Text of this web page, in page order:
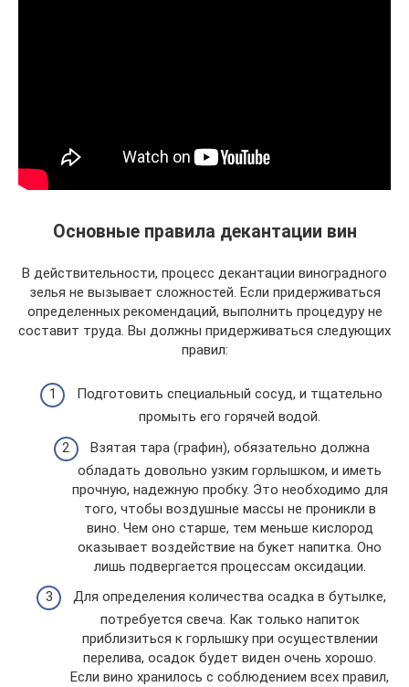
Основные правила декантации вин
В действительности, процесс декантации виноградного
зелья не вызывает сложностей. Если придерживаться
определенных рекомендаций, выполнить процедуру не
составит труда. Вы должны придерживаться следующих
правил:
Подготовить специальный сосуд, и тщательно
промыть его горячей водой.
Взятая тара (графин), обязательно должна
обладать довольно узким горлышком, и иметь
прочную, надежную пробку. Это необходимо для
того, чтобы воздушные массы не проникли в
вино. Чем оно старше, тем меньше кислород
оказывает воздействие на букет напитка. Оно
лишь подвергается процессам оксидации.
Для определения количества осадка в бутылке,
потребуется свеча. Как только напиток
приблизиться к горлышку при осуществлении
перелива, осадок будет виден очень хорошо.
Если вино хранилось с соблюдением всех правил,